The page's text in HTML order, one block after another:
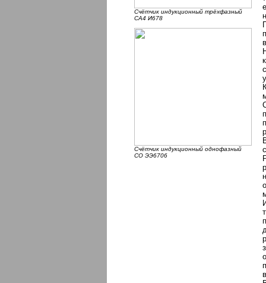
Счётчик индукционный трёхфазный
СА4 И678
Счётчик индукционный однофазный
СО ЭЭ6706